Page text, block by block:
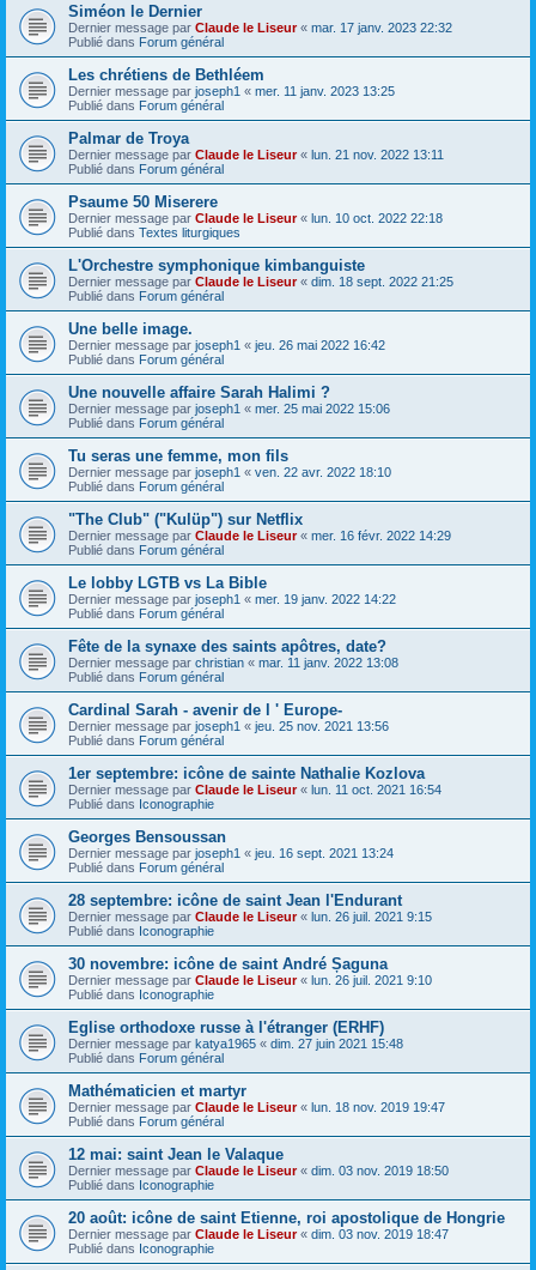
Siméon le Dernier
Dernier message par Claude le Liseur« mar. 17 janv. 2023 22:32
Publié dans Forum général
Les chrétiens de Bethléem
Dernier message par joseph1 « mer. 11 janv. 2023 13:25
Publié dans Forum général
Palmar de Troya
Dernier message par Claude le Liseur« lun. 21 nov. 2022 13:11
Publié dans Forum général
Psaume 50 Miserere
Dernier message par Claude le Liseur« lun. 10 oct. 2022 22:18
Publié dans Textes liturgiques
L'Orchestre symphonique kimbanguiste
Dernier message par Claude le Liseur« dim. 18 sept. 2022 21:25
Publié dans Forum général
Une belle image.
Dernier message par joseph1 « jeu. 26 mai 2022 16:42
Publié dans Forum général
Une nouvelle affaire Sarah Halimi ?
Dernier message par joseph1 « mer. 25 mai 2022 15:06
Publié dans Forum général
Tu seras une femme, mon fils
Dernier message par joseph1 « ven. 22 avr. 2022 18:10
Publié dans Forum général
"The Club" ("Kulüp") sur Netflix
Dernier message par Claude le Liseur« mer. 16 févr. 2022 14:29
Publié dans Forum général
Le lobby LGTB vs La Bible
Dernier message par joseph1 « mer. 19 janv. 2022 14:22
Publié dans Forum général
Fête de la synaxe des saints apôtres, date?
Dernier message par christian « mar. 11 janv. 2022 13:08
Publié dans Forum général
Cardinal Sarah - avenir de l ' Europe-
Dernier message par joseph1 « jeu. 25 nov. 2021 13:56
Publié dans Forum général
1er septembre: icône de sainte Nathalie Kozlova
Dernier message par Claude le Liseur« lun. 11 oct. 2021 16:54
Publié dans Iconographie
Georges Bensoussan
Dernier message par joseph1 « jeu. 16 sept. 2021 13:24
Publié dans Forum général
28 septembre: icône de saint Jean l'Endurant
Dernier message par Claude le Liseur« lun. 26 juil. 2021 9:15
Publié dans Iconographie
30 novembre: icône de saint André Șaguna
Dernier message par Claude le Liseur« lun. 26 juil. 2021 9:10
Publié dans Iconographie
Eglise orthodoxe russe à l'étranger (ERHF)
Dernier message par katya1965 « dim. 27 juin 2021 15:48
Publié dans Forum général
Mathématicien et martyr
Dernier message par Claude le Liseur« lun. 18 nov. 2019 19:47
Publié dans Forum général
12 mai: saint Jean le Valaque
Dernier message par Claude le Liseur« dim. 03 nov. 2019 18:50
Publié dans Iconographie
20 août: icône de saint Etienne, roi apostolique de Hongrie
Dernier message par Claude le Liseur« dim. 03 nov. 2019 18:47
Publié dans Iconographie